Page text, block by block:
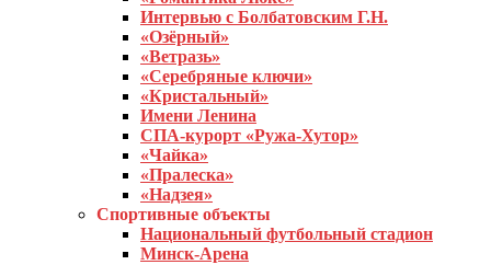
Интервью с Болбатовским Г.Н.
«Озёрный»
«Ветразь»
«Серебряные ключи»
«Кристальный»
Имени Ленина
СПА-курорт «Ружа-Хутор»
«Чайка»
«Пралеска»
«Надзея»
Спортивные объекты
Национальный футбольный стадион
Минск-Арена